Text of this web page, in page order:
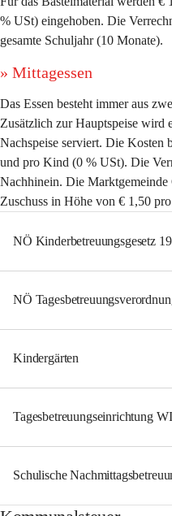
% USt) eingehoben. Die
gesamte Schuljahr (10 Monate).
» Mittagessen
Das Essen besteht immer aus
Zusätzlich zur Hauptspeise wird
Nachspeise serviert. Die Kosten
und pro Kind (0 % USt). Die
Nachhinein. Die
Zuschuss in Höhe von € 1,50
NÖ Kinderbetreuungsgesetz
NÖ
Kindergärten
Tagesbetreuungseinrichtung
Schulische